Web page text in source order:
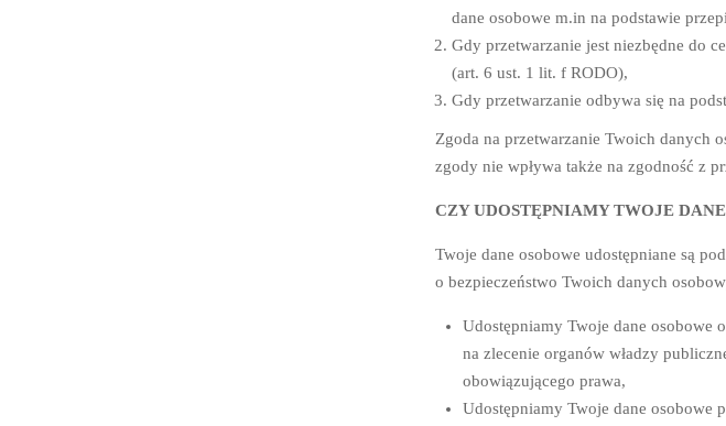
dane osobowe m.in na podstawie
Gdy przetwarzanie jest niezbędne do
(art. 6 ust. 1 lit. f RODO),
Gdy przetwarzanie odbywa się na
Zgoda na przetwarzanie Twoich danych
zgody nie wpływa także na zgodność z
CZY UDOSTĘPNIAMY TWOJE
Twoje dane osobowe udostępniane są
o bezpieczeństwo Twoich danych
Udostępniamy Twoje dane osobowe
na zlecenie organów władzy
obowiązującego prawa,
Udostępniamy Twoje dane osobowe